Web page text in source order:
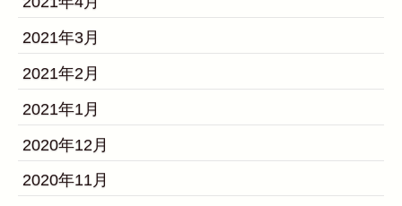
2021年3月
2021年2月
2021年1月
2020年12月
2020年11月